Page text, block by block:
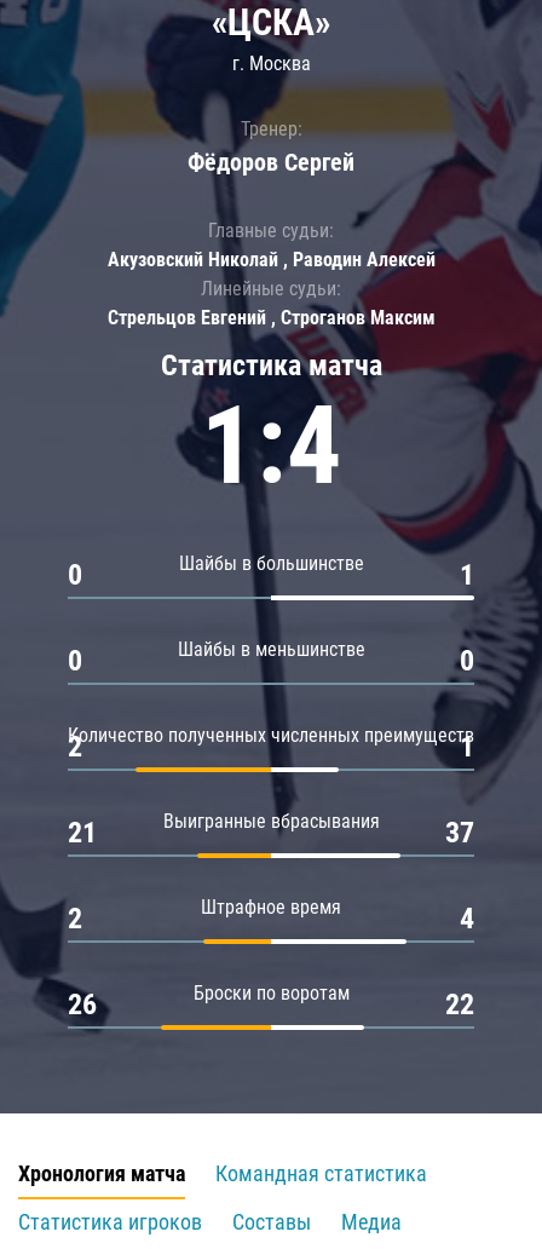
Статистика матча
1:4
Шайбы в большинстве
0 1
Шайбы в меньшинстве
0 0
Количество полученных численных преимуществ
2 1
Выигранные вбрасывания
21 37
Штрафное время
2 4
Броски по воротам
26 22
«ЦСКА»
г. Москва
Тренер:
Фёдоров Сергей
Главные судьи:
Акузовский Николай , Раводин Алексей
Линейные судьи:
Стрельцов Евгений , Строганов Максим
Хронология матча
Командная статистика
Статистика игроков
Составы
Медиа